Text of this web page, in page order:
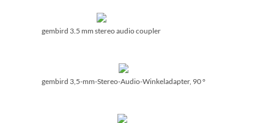
gembird 3.5 mm stereo audio coupler
gembird 3,5-mm-Stereo-Audio-Winkeladapter, 90 °